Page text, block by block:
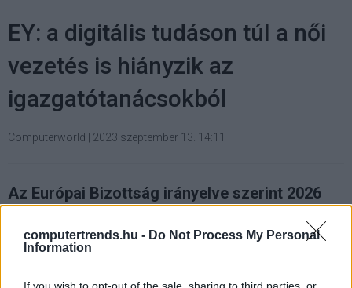
computertrends.hu - Do Not Process My Personal
Information
If you wish to opt-out of the sale, sharing to third parties, or
EY: a digitális tudáson túl a női
vezetés is hiányzik az
igazgatótanácsokból
Computerworld 2023 szeptember 13. 14:11
Az Európai Bizottság irányelve szerint 2026
júniusáig valamennyi tőzsdén jegyzett uniós
nagyvállalatnál tíz vezetőből legalább négynek
női döntéshozónak kell lennie a nem